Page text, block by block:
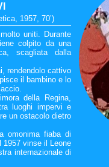
1957, 70’)
uniti. Durante
colpito da una
scagliata dalla
rendendolo cattivo
il bambino e lo
della Regina,
luoghi impervi e
un ostacolo dietro
omonima fiaba di
1957 vinse il Leone
internazionale di